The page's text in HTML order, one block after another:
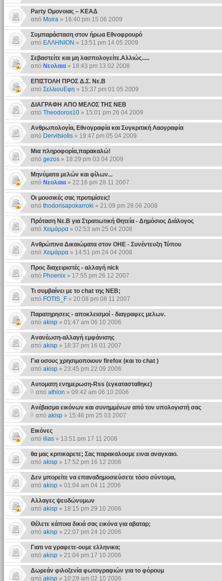
Party Ομονοιας – ΚΕΑΔ
από Moira» 16:40 pm 15 06 2009
Συμπαράσταση στον ήρωα Εθνοφρουρό
από ΕΛΛΗΝΙΟΝ » 13:51 pm 14 05 2009
Σεβαστείτε και μη λασπολογείτε.Αλλιώς.....
από Νεολαια» 18:43 pm 13 02 2008
ΕΠΙΣΤΟΛΗ ΠΡΟΣ Δ.Σ. Νε.Β
από ΣελλιουΕφη » 15:37 pm 01 05 2009
ΔΙΑΓΡΑΦΗ ΑΠΟ ΜΕΛΟΣ ΤΗΣ ΝΕΒ
από Theodoros10» 15:01 pm 26 04 2009
Ανθρωπολογία, Εθνογραφία και Συγκριτική Λαογραφία
από Dervitsiotis» 19:47 pm 05 04 2009
Μια πληροφορία,παρακαλώ!
από gezos» 18:29 pm 03 04 2009
Μηνύματα μελών και φίλων...
από Νεολαια» 22:16 pm 28 11 2007
Οι μουσικές σας προτιμίσεις!
από thodorisapokarroki » 21:09 pm 28 06 2008
Πρόταση Νε.Β για Στρατιωτική Θητεία - Δημόσιος Διάλογος
από Χειμάρρα» 02:53 am 25 04 2008
Ανθρώπινα Δικαιώματα στον ΟΗΕ - Συνέντευξη Τύπου
από Χειμάρρα» 14:51 pm 24 04 2008
Προς διαχειριστές - αλλαγή nick
από Phoenix» 17:55 pm 26 12 2007
Τι συμβαίνει με το chat της ΝΕΒ;
από FOTIS_F» 20:08 pm 08 11 2007
Παρατηρησεις - αποκλεισμοί - διαγραφες μελων.
από akisp» 01:47 am 06 10 2006
Ανανέωση-αλλαγή εμφάνισης
από akisp» 18:37 pm 16 01 2007
Για οσους χρησιμοποιουν firefox (και το chat )
από akisp» 23:45 pm 22 09 2006
Αυτοματη ενημερωση-Rss (εγκατασταθηκε)
από athlon » 09:42 am 06 10 2006
Ανέβασμα εικόνων και συνημμένων από τον υπολογιστή σας
από akisp» 15:46 pm 25 03 2007
Eικόνες
από ilias» 13:51 pm 17 11 2006
θα μας κριτικαρετε; Σας παρακαλουμε ειναι αναγκαιο.
από akisp» 17:52 pm 16 12 2006
Δεν μπορείτε να επαναδημοσιεύσετε τόσο σύντομα,
από akisp» 01:04 am 04 11 2006
Αλλαγες ψευδώνυμων
από akisp» 18:15 pm 29 10 2006
Θέλετε κάποια δικιά σας εικόνα για αβαταρ;
από akisp» 22:07 pm 24 10 2006
Γιατι να γραφετε-ουμε ελληνικα;
από akisp» 21:04 pm 17 10 2006
Δωρεάν φιλοξενία φωτογραφιών για το φόρουμ
από akisp» 10:29 am 02 10 2006